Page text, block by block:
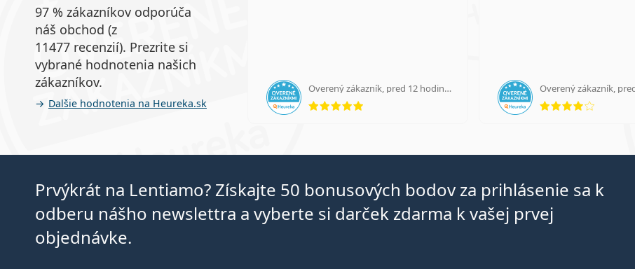
97 % zákazníkov odporúča
náš obchod (z
11477 recenzií). Prezrite si
vybrané hodnotenia našich
zákazníkov.
Ďalšie hodnotenia na Heureka.sk
Overený zákazník, pred 12 hodinami
hodnotenie 5 z 5
Overený zákazník,
Prvýkrát na Lentiamo? Získajte 50 bonusových bodov za prihlásenie sa k
odberu nášho newslettra a vyberte si darček zdarma k vašej prvej
objednávke.